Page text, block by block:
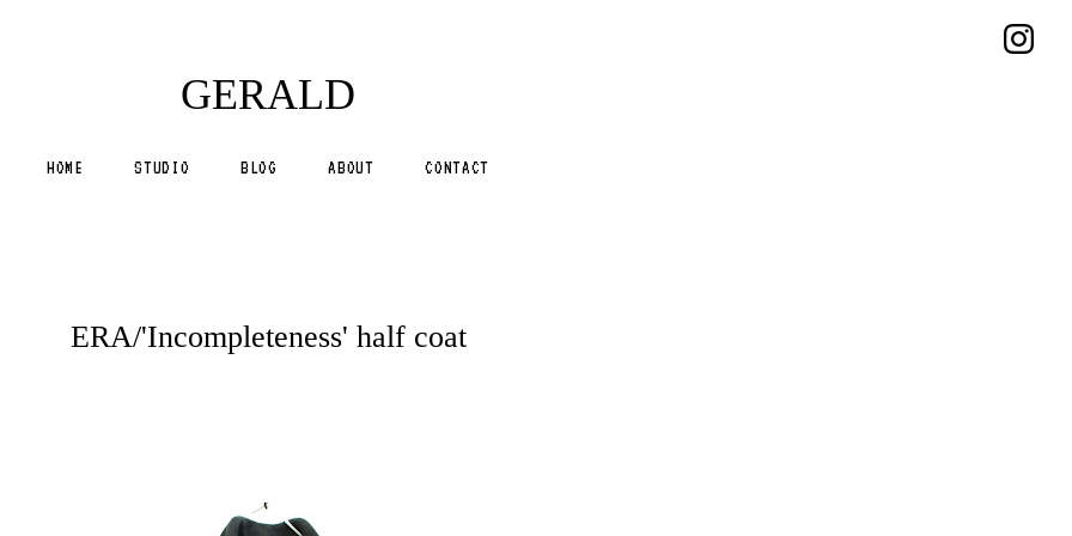
GERALD
HOME STUDIO BLOG ABOUT CONTACT
ERA/'Incompleteness' half coat